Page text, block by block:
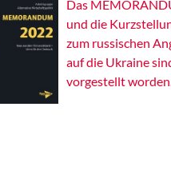
Das
und die
zum russischen
auf die Ukraine
vorgestellt